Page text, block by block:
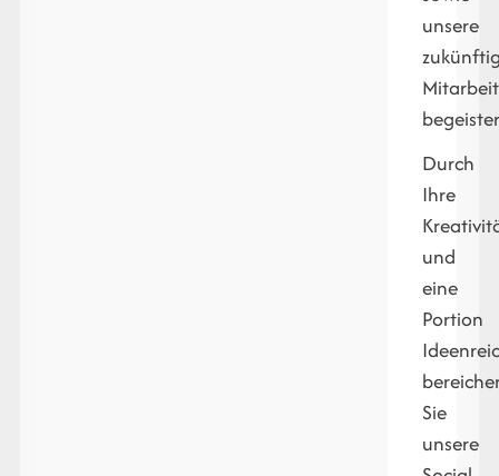
unsere
Durch
Ihre
und
eine
Portion
Sie
unsere